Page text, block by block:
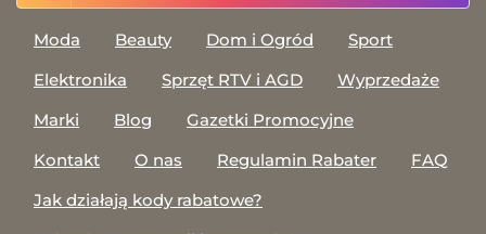
Moda Beauty Dom i Ogród
Sport
Elektronika
Sprzęt RTV i AGD
Wyprzedaże
Marki
Blog
Gazetki Promocyjne
Kontakt
O nas Regulamin Rabater
FAQ
Jak działają kody rabatowe?